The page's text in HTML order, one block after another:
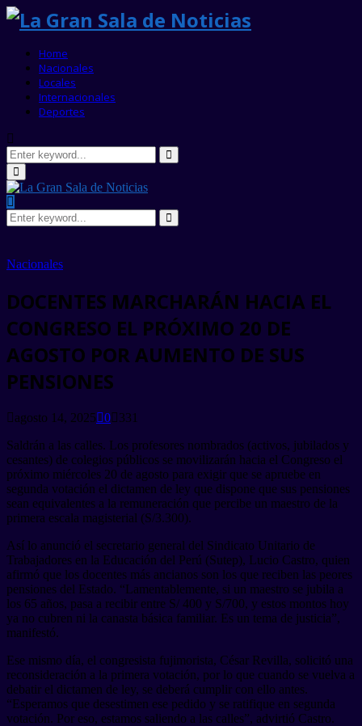
Home
Nacionales
Locales
Internacionales
Deportes
Search
for:
Search
Primary
Menu
Search
for:
Search
Nacionales
DOCENTES MARCHARÁN HACIA EL
CONGRESO EL PRÓXIMO 20 DE
AGOSTO POR AUMENTO DE SUS
PENSIONES
agosto 14, 2025 0
331
Saldrán a las calles. Los profesores nombrados (activos, jubilados y
cesantes) de colegios públicos se movilizarán hacia el Congreso el
próximo miércoles 20 de agosto para exigir que se apruebe en
segunda votación el dictamen de ley que dispone que sus pensiones
sean equivalentes a la remuneración que percibe un maestro de la
primera escala magisterial (S/3.300).
Así lo anunció el secretario general del Sindicato Unitario de
Trabajadores en la Educación del Perú (Sutep), Lucio Castro, quien
afirmó que los docentes más ancianos son los que reciben las peores
pensiones del Estado. “Lamentablemente, si un maestro se jubila a
los 65 años, pasa a recibir entre S/ 400 y S/700, y estos montos hoy
ya no cubren ni la canasta básica familiar. Es un tema de justicia”,
manifestó.
Ese mismo día, el congresista fujimorista, César Revilla, solicitó una
reconsideración a la primera votación, por lo que cuando se vuelva a
debatir el dictamen de ley, se deberá cumplir con ello antes.
“Esperamos que desestimen ese pedido y se ratifique en segunda
votación. Por eso, estamos saliendo a las calles”, advirtió Castro.